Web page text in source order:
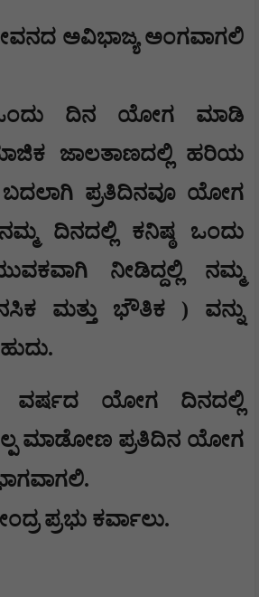
ಅವಿಭಾಜ್ಯ ಅಂಗವಾಗಲಿ
ಒಂದು ದಿನ ಯೋಗ ಮಾಡಿ
ಜಾಲತಾಣದಲ್ಲಿ ಹರಿಯ
ಬದಲಾಗಿ ಪ್ರತಿದಿನವೂ ಯೋಗ
ದಿನದಲ್ಲಿ ಕನಿಷ್ಠ ಒಂದು
ನೀಡಿದ್ದಲ್ಲಿ ನಮ್ಮ
ಮತ್ತು ಭೌತಿಕ ) ವನ್ನು
ವರ್ಷದ ಯೋಗ ದಿನದಲ್ಲಿ
ಮಾಡೋಣ ಪ್ರತಿದಿನ ಯೋಗ
ಪ್ರಭು ಕರ್ವಾಲು.